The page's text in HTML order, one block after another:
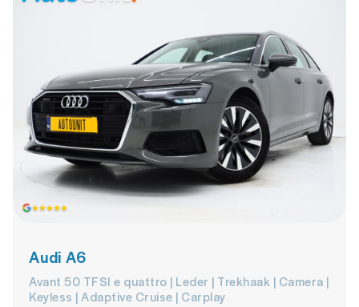
Audi A6
Avant 50 TFSI e quattro | Leder | Trekhaak | Camera |
Keyless | Adaptive Cruise | Carplay